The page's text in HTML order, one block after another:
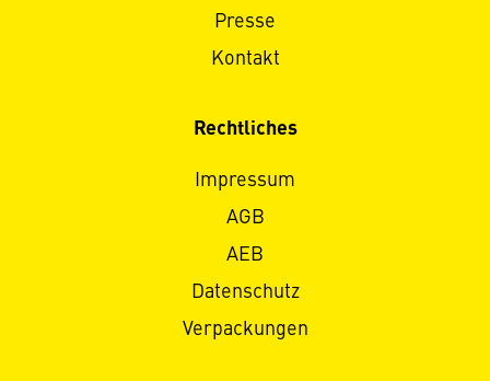
Presse
Kontakt
Rechtliches
Impressum
AGB
AEB
Datenschutz
Verpackungen